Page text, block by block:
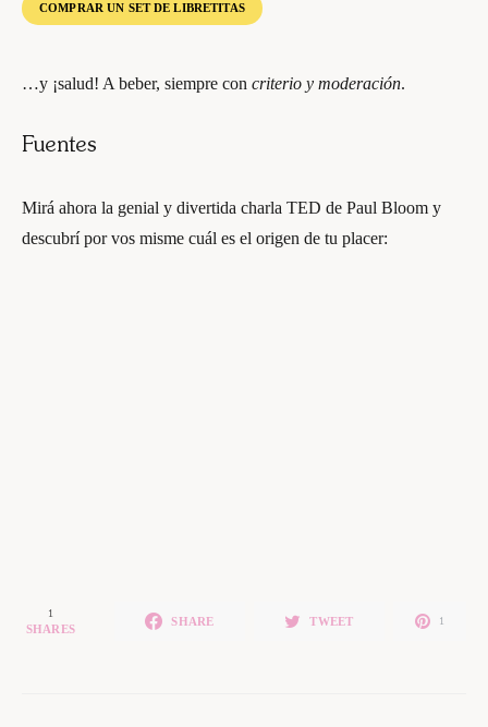
COMPRAR UN SET DE LIBRETITAS
…y ¡salud! A beber, siempre con criterio y moderación.
Fuentes
Mirá ahora la genial y divertida charla TED de Paul Bloom y
descubrí por vos misme cuál es el origen de tu placer:
1
SHARES
SHARE TWEET 1